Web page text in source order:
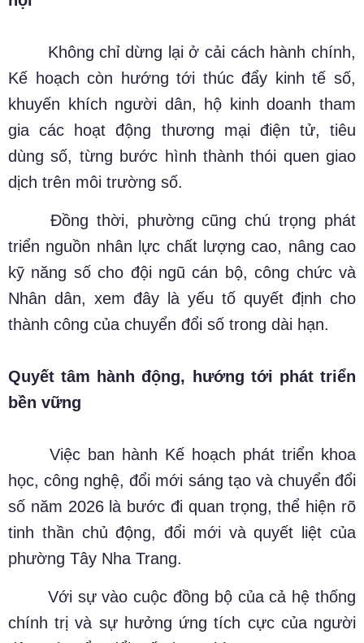
Không chỉ dừng lại ở cải cách hành chính,
Kế hoạch còn hướng tới thúc đẩy kinh tế số,
khuyến khích người dân, hộ kinh doanh tham
gia các hoạt động thương mại điện tử, tiêu
dùng số, từng bước hình thành thói quen giao
dịch trên môi trường số.
Đồng thời, phường cũng chú trọng phát
triển nguồn nhân lực chất lượng cao, nâng cao
kỹ năng số cho đội ngũ cán bộ, công chức và
Nhân dân, xem đây là yếu tố quyết định cho
thành công của chuyển đổi số trong dài hạn.
Quyết tâm hành động, hướng tới phát triển
bền vững
Việc ban hành Kế hoạch phát triển khoa
học, công nghệ, đổi mới sáng tạo và chuyển đổi
số năm 2026 là bước đi quan trọng, thể hiện rõ
tinh thần chủ động, đổi mới và quyết liệt của
phường Tây Nha Trang.
Với sự vào cuộc đồng bộ của cả hệ thống
chính trị và sự hưởng ứng tích cực của người